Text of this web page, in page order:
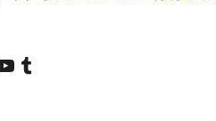
besuchen
Konto besuchen
YouTube-Kanal besuchen
Unser Tumblr-Konto besuchen